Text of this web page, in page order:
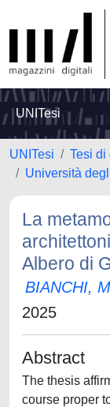
UNITesi
UNITesi
Tesi di
Università
La
Albero di
BIANCHI,
2025
Abstract
The thesis
course proper